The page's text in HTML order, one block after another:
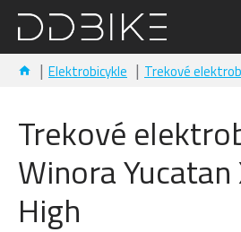
Elektrobicykle Trekové
Trekové
Winora
High